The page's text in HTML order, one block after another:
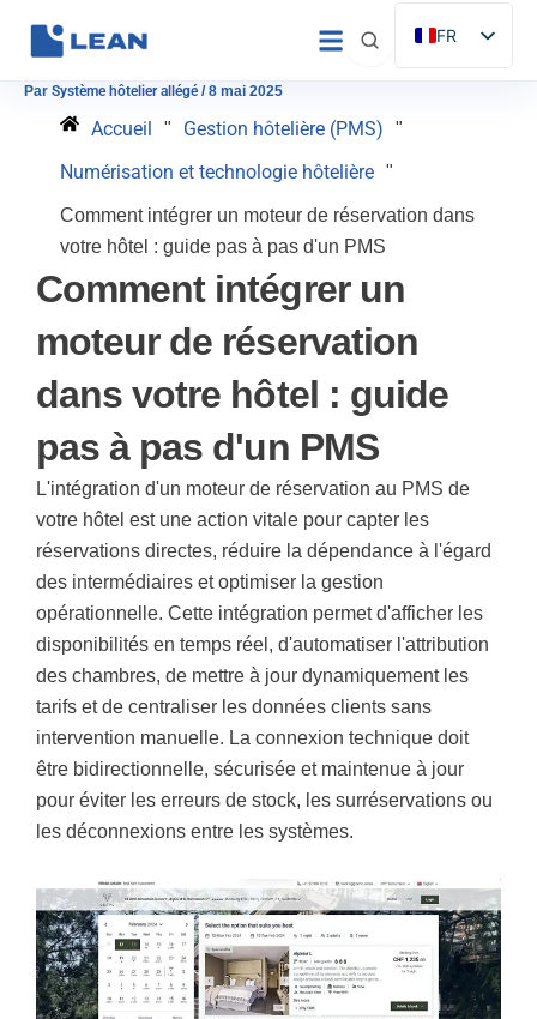
FR
ES
Par Système hôtelier allégé /8 mai 2025
Accueil " Gestion hôtelière (PMS) "
Numérisation et technologie hôtelière "
Comment intégrer un moteur de réservation dans
votre hôtel : guide pas à pas d'un PMS
Comment intégrer un
moteur de réservation
dans votre hôtel : guide
pas à pas d'un PMS
L'intégration d'un moteur de réservation au PMS de
votre hôtel est une action vitale pour capter les
réservations directes, réduire la dépendance à l'égard
des intermédiaires et optimiser la gestion
opérationnelle. Cette intégration permet d'afficher les
disponibilités en temps réel, d'automatiser l'attribution
des chambres, de mettre à jour dynamiquement les
tarifs et de centraliser les données clients sans
intervention manuelle. La connexion technique doit
être bidirectionnelle, sécurisée et maintenue à jour
pour éviter les erreurs de stock, les surréservations ou
les déconnexions entre les systèmes.